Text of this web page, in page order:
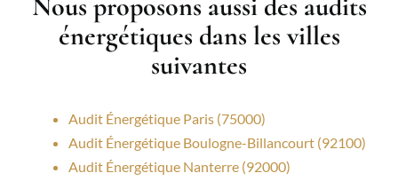
Nous proposons aussi des audits
énergétiques dans les villes
suivantes
Audit Énergétique Paris (75000)
Audit Énergétique Boulogne-Billancourt (92100)
Audit Énergétique Nanterre (92000)